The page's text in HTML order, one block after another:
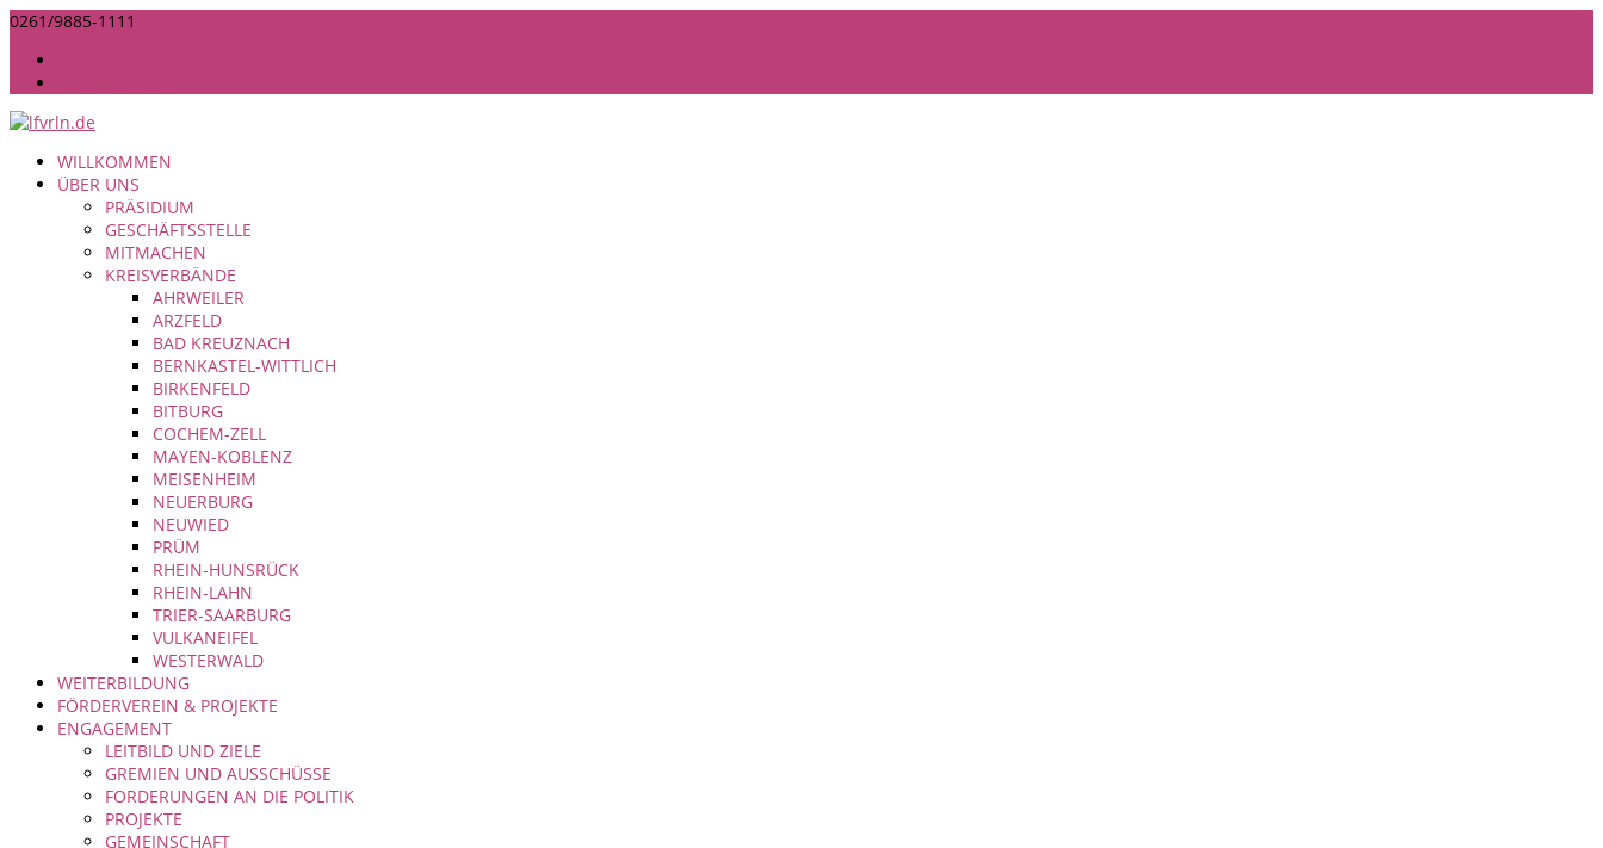
0261/9885-1111
WILLKOMMEN
ÜBER UNS
PRÄSIDIUM
GESCHÄFTSSTELLE
MITMACHEN
KREISVERBÄNDE
AHRWEILER
ARZFELD
BAD KREUZNACH
BERNKASTEL-WITTLICH
BIRKENFELD
BITBURG
COCHEM-ZELL
MAYEN-KOBLENZ
MEISENHEIM
NEUERBURG
NEUWIED
PRÜM
RHEIN-HUNSRÜCK
RHEIN-LAHN
TRIER-SAARBURG
VULKANEIFEL
WESTERWALD
WEITERBILDUNG
FÖRDERVEREIN & PROJEKTE
ENGAGEMENT
LEITBILD UND ZIELE
GREMIEN UND AUSSCHÜSSE
FORDERUNGEN AN DIE POLITIK
PROJEKTE
GEMEINSCHAFT